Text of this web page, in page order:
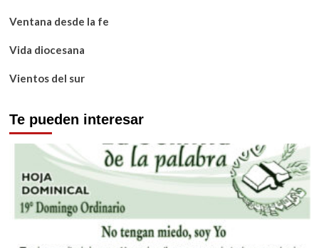
Ventana desde la fe
Vida diocesana
Vientos del sur
Te pueden interesar